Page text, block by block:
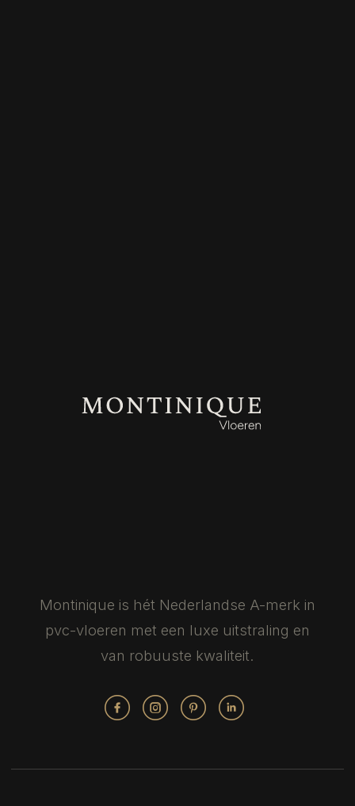
Montinique is hét Nederlandse A-merk in
pvc-vloeren met een luxe uitstraling en
van robuuste kwaliteit.